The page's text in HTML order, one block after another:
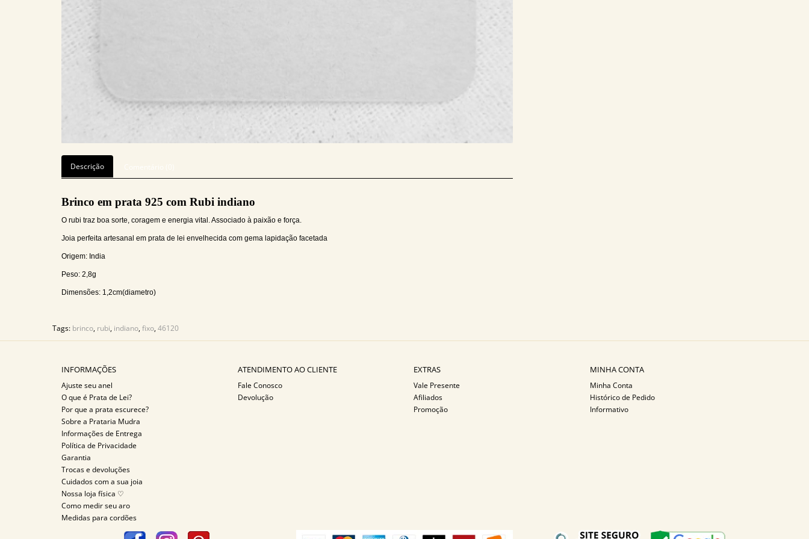
Descrição
Brinco em prata 925 com Rubi indiano
O rubi traz boa sorte, coragem e energia vital. Associado à paixão e força.
Joia perfeita artesanal em prata de lei envelhecida com gema lapidação facetada
Origem: India
Peso: 2,8g
Dimensões: 1,2cm(diametro)
Tags: brinco, rubi, indiano,fixo,46120
INFORMAÇÕES
Ajuste seu anel
O que é Prata de Lei?
Por que a prata escurece?
Sobre a Prataria Mudra
Informações de Entrega
Política de Privacidade
Garantia
Trocas e devoluções
Cuidados com a sua joia
Nossa loja física ♡
Como medir seu aro
Medidas para cordões
ATENDIMENTO AO CLIENTE
Fale Conosco
Devolução
EXTRAS
Vale Presente
Afiliados
Promoção
MINHA CONTA
Minha Conta
Histórico de Pedido
Informativo